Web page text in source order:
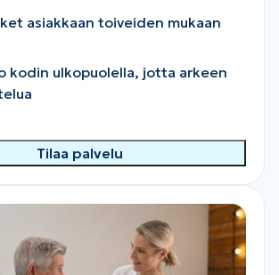
asiakkaan toiveiden mukaan
kodin ulkopuolella, jotta arkeen
Tilaa palvelu